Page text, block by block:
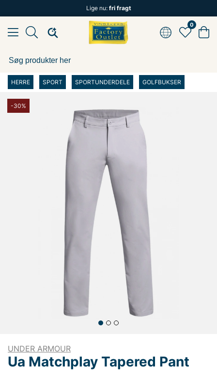
Lige nu: fri fragt
0
HERRE SPORT SPORTUNDERDELE GOLFBUKSER
-30%
UNDER ARMOUR
Ua Matchplay Tapered Pant